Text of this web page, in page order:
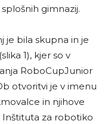
gimnazij.
je bila skupna in je
1), kjer so v
RoboCupJunior
otvoritvi je v imenu
in njihove
za robotiko